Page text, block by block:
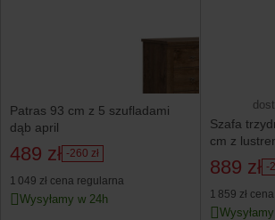
Patras 93 cm z 5 szufladami
dąb april
489 zł -260 zł
1 049 zł cena regularna
Wysyłamy w 24h
Szafa
cm z
889 zł -
1 859 zł